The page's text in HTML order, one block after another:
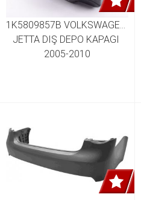
1K5809857B VOLKSWAGEN
JETTA DIŞ DEPO KAPAGI
2005-2010